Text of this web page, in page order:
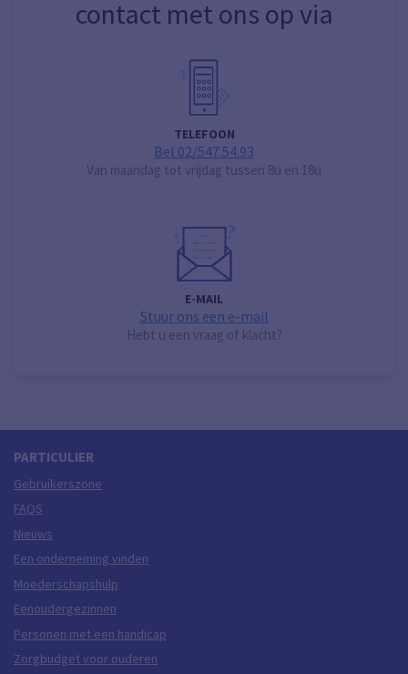
contact met ons op via
TELEFOON
Bel 02/547.54.93
Van maandag tot vrijdag tussen 8u en 18u
E-MAIL
Stuur ons een e-mail
Hebt u een vraag of klacht?
PARTICULIER
Gebruikerszone
FAQS
Nieuws
Een onderneming vinden
Moederschapshulp
Eenoudergezinnen
Personen met een handicap
Zorgbudget voor ouderen